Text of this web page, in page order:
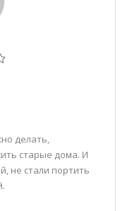
делать,
старые дома. И
не стали портить